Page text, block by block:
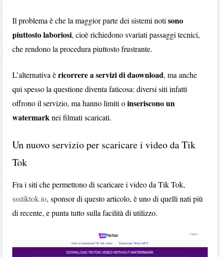
Il problema è che la maggior parte dei sistemi notisono
piuttosto laboriosi, cioè richiedono svariati passaggi tecnici,
che rendono la procedura piuttosto frustrante.
L’alternativa èricorrere a servizi di daownload, ma anche
qui spesso la questione diventa faticosa: diversi siti infatti
offrono il servizio, ma hanno limiti oinseriscono un
watermarknei filmati scaricati.
Un nuovo servizio per scaricare i video da Tik
Tok
Fra i siti che permettono di scaricare i video da Tik Tok,
ssstiktok.io, sponsor di questo articolo, è uno di quelli nati più
di recente, e punta tutto sulla facilità di utilizzo.